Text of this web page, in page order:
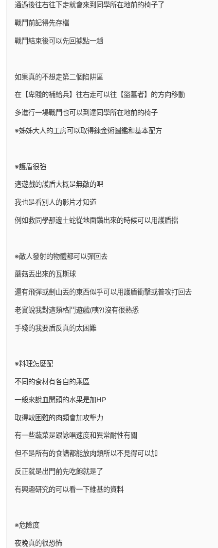
通過後往右往下走就會來到同學所在地前的椅子了
戰鬥前記得先存檔
戰鬥結束後可以先回據點一趟
如果真的不想走第二個陷阱區
在【卑賤的補給兵】往右走可以往【盜墓者】的方向移動
多進行一場戰鬥也可以到達同學所在地前的椅子
※姊姊大人的工房可以取得鍊金術圖鑑和基本配方
※護盾很強
這遊戲的護盾大概是無敵的吧
我也是看別人的影片才知道
例如救同學那邊土蛇從地面鑽出來的時候可以用護盾擋
※敵人發射的物體都可以彈回去
蘑菇丟出來的瓦斯球
還有飛彈或劍山丟的東西似乎可以用護盾衝擊或普攻打回去
老實說我對這類格鬥遊戲(咦?)沒有很熟悉
手殘的我要盾反真的太困難
※料理怎麼配
不同的食材有各自的乘區
一般來說血開頭的水果是加HP
取得較困難的肉類會加攻擊力
有一些蔬菜是跟詠唱速度和異常耐性有關
但不是所有的食譜都能放肉類所以不見得可以加
反正就是出門前先吃飽就是了
有興趣研究的可以看一下維基的資料
※危險度
夜晚真的很恐怖